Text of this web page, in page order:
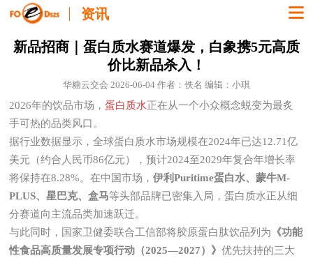
资讯
新品招商｜蛋白质水赛道爆发，白象携5元高质
价比新品杀入！
华糖云交会 2026-06-04 作者：佚名 编辑：小琪
2026年的饮品市场，蛋白质水正在从一个小众概念蜕变为最炙
手可热的品类风口。
据行业数据显示，全球蛋白质水市场规模在2024年已达12.71亿
美元（约合人民币86亿元），预计2024至2029年复合年增长率
将保持在8.28%。在中国市场，伊利Puritime蛋白水、蒙牛M-
PLUS、星巴克、盒马等头部品牌已密集入局，蛋白质水正从细
分赛道向主流品类加速跃迁。
与此同时，国家卫健委联合工信部将胶原蛋白肽饮品列为 《功能
性食品高质量发展专项行动（2025—2027）》优先扶持的三大